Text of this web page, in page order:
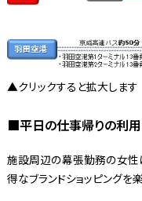
▲クリックすると拡大します
■平日の仕事帰りの利
施設周辺の幕張勤務の女性
得なブランドショッピングを